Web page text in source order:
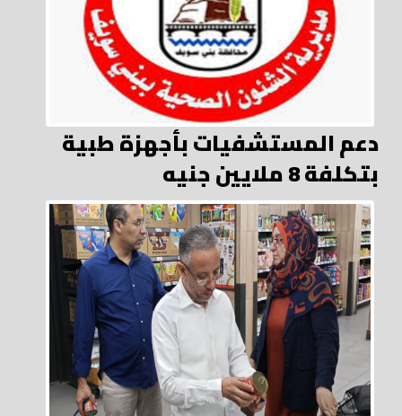
دعم المستشفيات بأجهزة طبية
بتكلفة 8 ملايين جنيه